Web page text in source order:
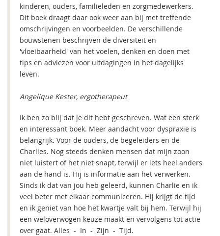
kinderen, ouders, familieleden en zorgmedewerkers.
Dit boek draagt daar ook weer aan bij met treffende
omschrijvingen en voorbeelden. De verschillende
bouwstenen beschrijven de diversiteit en
'vloeibaarheid' van het voelen, denken en doen met
tips en adviezen voor uitdagingen in het dagelijks
leven.
Angelique Kester, ergotherapeut
Ik ben zo blij dat je dit hebt geschreven. Wat een sterk
en interessant boek. Meer aandacht voor dyspraxie is
belangrijk. Voor de ouders, de begeleiders en de
Charlies. Nog steeds denken mensen dat mijn zoon
niet luistert of het niet snapt, terwijl er iets heel anders
aan de hand is. Hij is informatie aan het verwerken.
Sinds ik dat van jou heb geleerd, kunnen Charlie en ik
veel beter met elkaar communiceren. Hij krijgt de tijd
en ik geniet van hoe het kwartje valt bij hem. Terwijl hij
een weloverwogen keuze maakt en vervolgens tot actie
over gaat. Alles - In - Zijn - Tijd.